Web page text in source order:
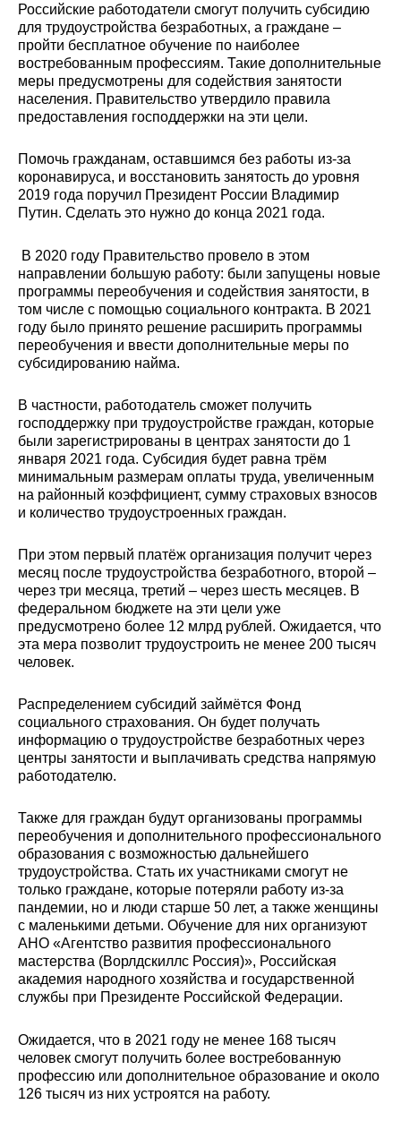
Российские работодатели смогут получить субсидию
для трудоустройства безработных, а граждане –
пройти бесплатное обучение по наиболее
востребованным профессиям. Такие дополнительные
меры предусмотрены для содействия занятости
населения. Правительство утвердило правила
предоставления господдержки на эти цели.
Помочь гражданам, оставшимся без работы из-за
коронавируса, и восстановить занятость до уровня
2019 года поручил Президент России Владимир
Путин. Сделать это нужно до конца 2021 года.
В 2020 году Правительство провело в этом
направлении большую работу: были запущены новые
программы переобучения и содействия занятости, в
том числе с помощью социального контракта. В 2021
году было принято решение расширить программы
переобучения и ввести дополнительные меры по
субсидированию найма.
В частности, работодатель сможет получить
господдержку при трудоустройстве граждан, которые
были зарегистрированы в центрах занятости до 1
января 2021 года. Субсидия будет равна трём
минимальным размерам оплаты труда, увеличенным
на районный коэффициент, сумму страховых взносов
и количество трудоустроенных граждан.
При этом первый платёж организация получит через
месяц после трудоустройства безработного, второй –
через три месяца, третий – через шесть месяцев. В
федеральном бюджете на эти цели уже
предусмотрено более 12 млрд рублей. Ожидается, что
эта мера позволит трудоустроить не менее 200 тысяч
человек.
Распределением субсидий займётся Фонд
социального страхования. Он будет получать
информацию о трудоустройстве безработных через
центры занятости и выплачивать средства напрямую
работодателю.
Также для граждан будут организованы программы
переобучения и дополнительного профессионального
образования с возможностью дальнейшего
трудоустройства. Стать их участниками смогут не
только граждане, которые потеряли работу из-за
пандемии, но и люди старше 50 лет, а также женщины
с маленькими детьми. Обучение для них организуют
АНО «Агентство развития профессионального
мастерства (Ворлдскиллс Россия)», Российская
академия народного хозяйства и государственной
службы при Президенте Российской Федерации.
Ожидается, что в 2021 году не менее 168 тысяч
человек смогут получить более востребованную
профессию или дополнительное образование и около
126 тысяч из них устроятся на работу.